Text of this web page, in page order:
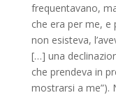
frequentavano,
che era per me,
non esisteva,
[…] una
che prendeva in
mostrarsi a me”).